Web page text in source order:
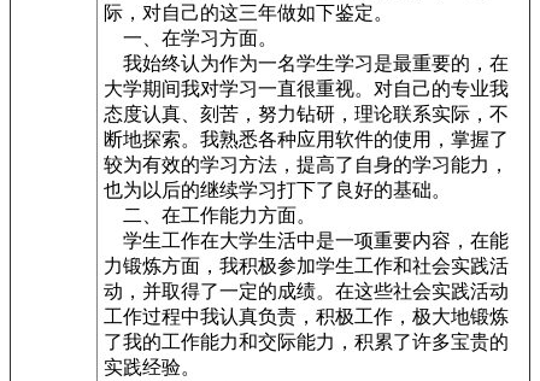
际，对自己的这三年做如下鉴定。
一、在学习方面。
我始终认为作为一名学生学习是最重要的，在
大学期间我对学习一直很重视。对自己的专业我
态度认真、刻苦，努力钻研，理论联系实际，不
断地探索。我熟悉各种应用软件的使用，掌握了
较为有效的学习方法，提高了自身的学习能力，
也为以后的继续学习打下了良好的基础。
二、在工作能力方面。
学生工作在大学生活中是一项重要内容，在能
力锻炼方面，我积极参加学生工作和社会实践活
动，并取得了一定的成绩。在这些社会实践活动
工作过程中我认真负责，积极工作，极大地锻炼
了我的工作能力和交际能力，积累了许多宝贵的
实践经验。